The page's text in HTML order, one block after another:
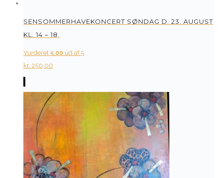
SENSOMMERHAVEKONCERT SØNDAG D. 23. AUGUST
KL. 14 – 18.
Vurderet 5.00 ud af 5
kr. 250,00